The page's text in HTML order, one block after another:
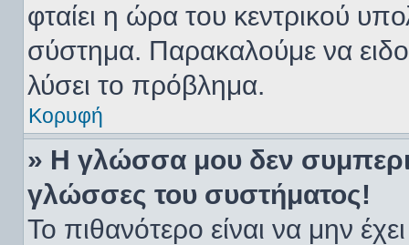
φταίει η ώρα του κεντρικού
σύστημα. Παρακαλούμε να
λύσει το πρόβλημα.
Κορυφή
» Η γλώσσα μου δεν
γλώσσες του συστήματος!
Το πιθανότερο είναι να μην